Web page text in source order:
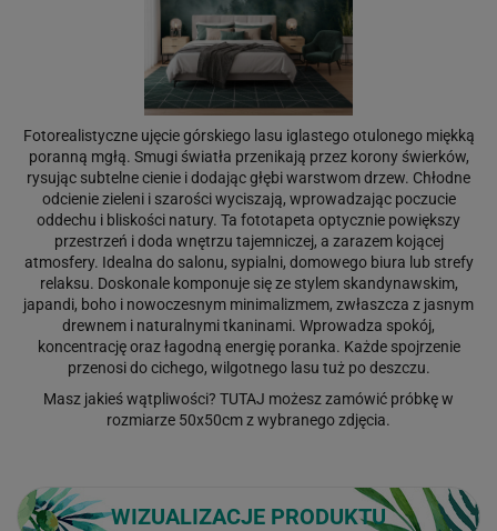
Fotorealistyczne ujęcie górskiego lasu iglastego otulonego miękką
poranną mgłą. Smugi światła przenikają przez korony świerków,
rysując subtelne cienie i dodając głębi warstwom drzew. Chłodne
odcienie zieleni i szarości wyciszają, wprowadzając poczucie
oddechu i bliskości natury. Ta fototapeta optycznie powiększy
przestrzeń i doda wnętrzu tajemniczej, a zarazem kojącej
atmosfery. Idealna do salonu, sypialni, domowego biura lub strefy
relaksu. Doskonale komponuje się ze stylem skandynawskim,
japandi, boho i nowoczesnym minimalizmem, zwłaszcza z jasnym
drewnem i naturalnymi tkaninami. Wprowadza spokój,
koncentrację oraz łagodną energię poranka. Każde spojrzenie
przenosi do cichego, wilgotnego lasu tuż po deszczu.
Masz jakieś wątpliwości? TUTAJ możesz zamówić próbkę w
rozmiarze 50x50cm z wybranego zdjęcia.
WIZUALIZACJE PRODUKTU